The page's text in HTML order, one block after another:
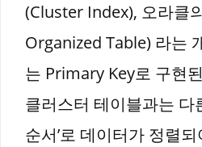
(Cluster Index), 오라클
Organized Table) 라는
는 Primary Key로 구현
클러스터 테이블과는 다
순서’로 데이터가 정렬